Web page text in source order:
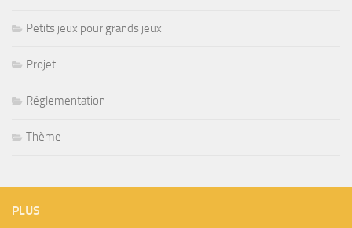
Petits jeux pour grands jeux
Projet
Réglementation
Thème
PLUS